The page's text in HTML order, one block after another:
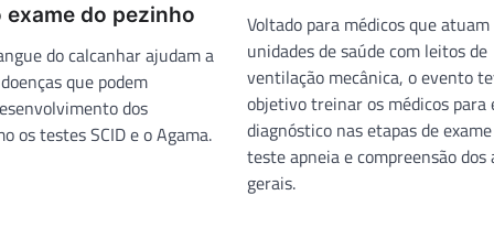
exame do pezinho
do calcanhar ajudam a
que podem
dos
os testes SCID e o Agama.
Voltado para médicos que
unidades de saúde com leitos de
ventilação mecânica, o evento
objetivo treinar os médicos para
diagnóstico nas etapas de
teste apneia e compreensão dos
gerais.